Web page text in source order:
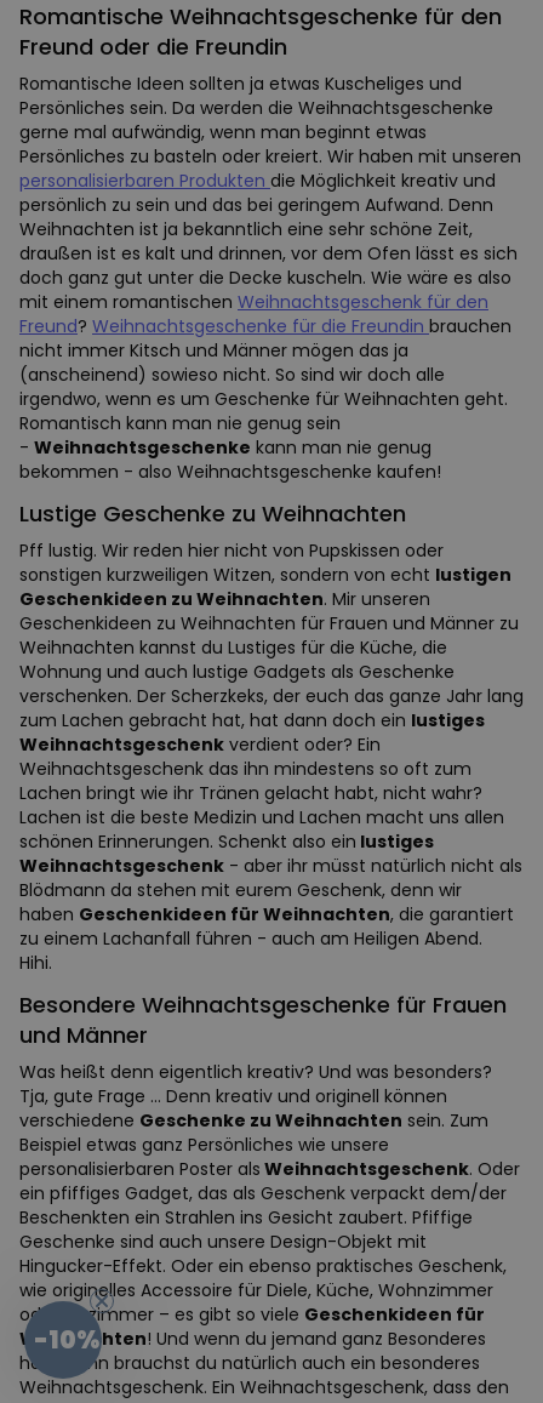
Romantische Weihnachtsgeschenke für den
Freund oder die Freundin
Romantische Ideen sollten ja etwas Kuscheliges und
Persönliches sein. Da werden die Weihnachtsgeschenke
gerne mal aufwändig, wenn man beginnt etwas
Persönliches zu basteln oder kreiert. Wir haben mit unseren
personalisierbaren Produkten die Möglichkeit kreativ und
persönlich zu sein und das bei geringem Aufwand. Denn
Weihnachten ist ja bekanntlich eine sehr schöne Zeit,
draußen ist es kalt und drinnen, vor dem Ofen lässt es sich
doch ganz gut unter die Decke kuscheln. Wie wäre es also
mit einem romantischen Weihnachtsgeschenk für den
Freund? Weihnachtsgeschenke für die Freundin brauchen
nicht immer Kitsch und Männer mögen das ja
(anscheinend) sowieso nicht. So sind wir doch alle
irgendwo, wenn es um Geschenke für Weihnachten geht.
Romantisch kann man nie genug sein
- Weihnachtsgeschenke kann man nie genug
bekommen - also Weihnachtsgeschenke kaufen!
Lustige Geschenke zu Weihnachten
Pff lustig. Wir reden hier nicht von Pupskissen oder
sonstigen kurzweiligen Witzen, sondern von echt lustigen
Geschenkideen zu Weihnachten. Mir unseren
Geschenkideen zu Weihnachten für Frauen und Männer zu
Weihnachten kannst du Lustiges für die Küche, die
Wohnung und auch lustige Gadgets als Geschenke
verschenken. Der Scherzkeks, der euch das ganze Jahr lang
zum Lachen gebracht hat, hat dann doch ein lustiges
Weihnachtsgeschenk verdient oder? Ein
Weihnachtsgeschenk das ihn mindestens so oft zum
Lachen bringt wie ihr Tränen gelacht habt, nicht wahr?
Lachen ist die beste Medizin und Lachen macht uns allen
schönen Erinnerungen. Schenkt also ein lustiges
Weihnachtsgeschenk - aber ihr müsst natürlich nicht als
Blödmann da stehen mit eurem Geschenk, denn wir
haben Geschenkideen für Weihnachten, die garantiert
zu einem Lachanfall führen - auch am Heiligen Abend.
Hihi.
Besondere Weihnachtsgeschenke für Frauen
und Männer
Was heißt denn eigentlich kreativ? Und was besonders?
Tja, gute Frage … Denn kreativ und originell können
verschiedene Geschenke zu Weihnachten sein. Zum
Beispiel etwas ganz Persönliches wie unsere
personalisierbaren Poster als Weihnachtsgeschenk. Oder
ein pfiffiges Gadget, das als Geschenk verpackt dem/der
Beschenkten ein Strahlen ins Gesicht zaubert. Pfiffige
Geschenke sind auch unsere Design-Objekt mit
Hingucker-Effekt. Oder ein ebenso praktisches Geschenk,
wie originelles Accessoire für Diele, Küche, Wohnzimmer
oder Esszimmer – es gibt so viele Geschenkideen für
Weihnachten! Und wenn du jemand ganz Besonderes
hast, dann brauchst du natürlich auch ein besonderes
Weihnachtsgeschenk. Ein Weihnachtsgeschenk, dass den
-10%